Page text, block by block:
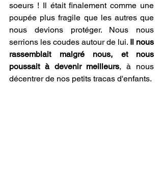
soeurs ! Il était finalement comme une
poupée plus fragile que les autres que
nous devions protéger. Nous nous
serrions les coudes autour de lui. Il nous
rassemblait malgré nous, et nous
poussait à devenir meilleurs, à nous
décentrer de nos petits tracas d'enfants.